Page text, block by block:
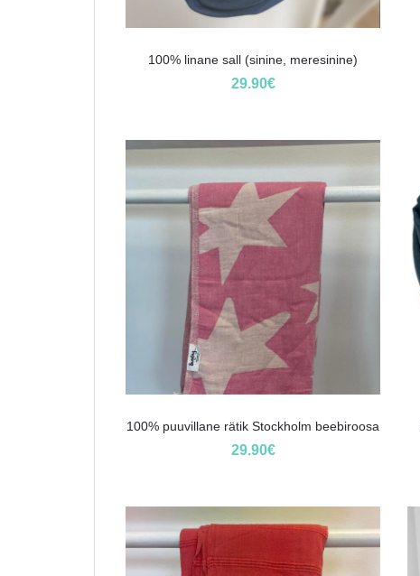
100% linane sall (sinine, meresinine)
29.90€
100% puuvillane rätik Stockholm beebiroosa
29.90€